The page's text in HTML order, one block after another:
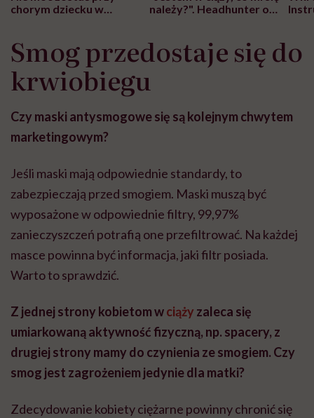
chorym dziecku w
może chyba tylko
głupota i brak
wyobraźni"
należy?". Headhunter o
pracy
Smog przedostaje się do
krwiobiegu
Czy maski antysmogowe się są kolejnym chwytem
marketingowym?
Jeśli maski mają odpowiednie standardy, to
zabezpieczają przed smogiem. Maski muszą być
wyposażone w odpowiednie filtry, 99,97%
zanieczyszczeń potrafią one przefiltrować. Na każdej
masce powinna być informacja, jaki filtr posiada.
Warto to sprawdzić.
Z jednej strony kobietom wciąży zaleca się
umiarkowaną aktywność fizyczną, np. spacery, z
drugiej strony mamy do czynienia ze smogiem. Czy
smog jest zagrożeniem jedynie dla matki?
Zdecydowanie kobiety ciężarne powinny chronić się